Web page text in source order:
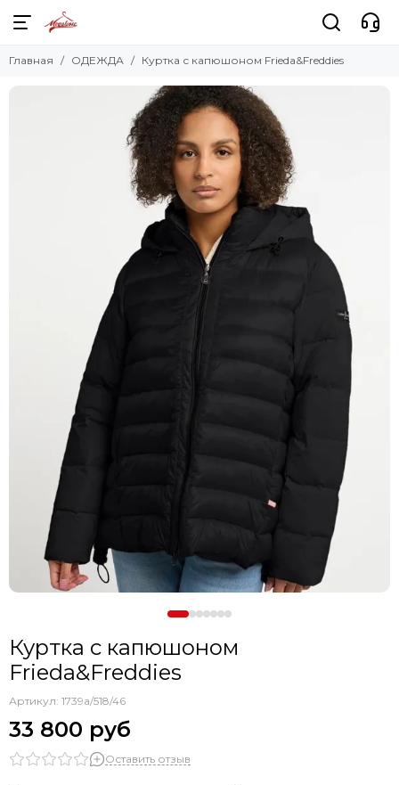
Главная ОДЕЖДА Куртка с капюшоном Frieda&Freddies
Куртка с капюшоном
Frieda&Freddies
Артикул: 1739а/518/46
33 800 руб
Оставить отзыв